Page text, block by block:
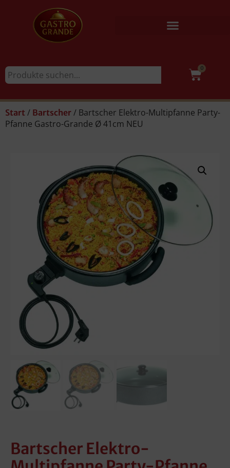
0
Start / Bartscher / Bartscher Elektro-Multipfanne Party-
Pfanne Gastro-Grande Ø 41cm NEU
Bartscher Elektro-